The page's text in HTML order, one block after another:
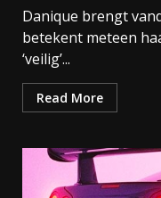
Danique brengt
betekent meteen
‘veilig’...
Read More